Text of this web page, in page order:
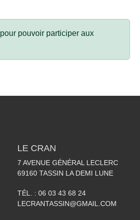
pour pouvoir participer aux
LE CRAN
7 AVENUE GÉNÉRAL LECLERC
69160 TASSIN LA DEMI LUNE
TÉL. : 06 03 43 68 24
LECRANTASSIN@GMAIL.COM